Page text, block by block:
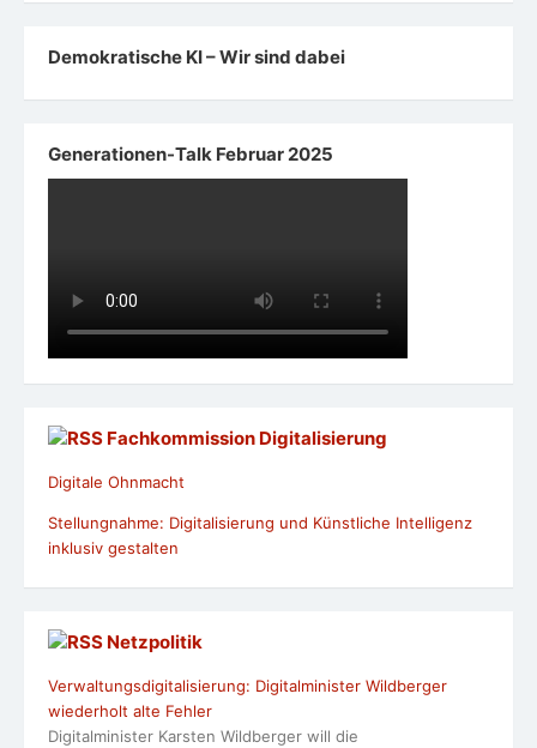
Demokratische KI – Wir sind dabei
Generationen-Talk Februar 2025
Fachkommission Digitalisierung
Digitale Ohnmacht
Stellungnahme: Digitalisierung und Künstliche Intelligenz
inklusiv gestalten
Netzpolitik
Verwaltungsdigitalisierung: Digitalminister Wildberger
wiederholt alte Fehler
Digitalminister Karsten Wildberger will die